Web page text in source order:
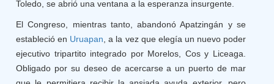
Toledo, se abrió una ventana a la esperanza insurgente.
El Congreso, mientras tanto, abandonó Apatzingán y se
estableció en Uruapan , a la vez que elegía un nuevo poder
ejecutivo tripartito integrado por Morelos, Cos y Liceaga.
Obligado por su deseo de acercarse a un puerto de mar